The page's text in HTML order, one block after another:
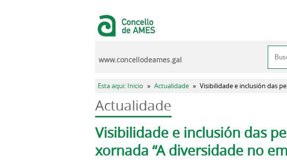
www.concellodeames.gal
Vostede está aquí
Esta aqui: Inicio » Actualidade » Visibilidade e inclusión das
Actualidade
Pestanas principais
Visibilidade e inclusión das
xornada “A diversidade no